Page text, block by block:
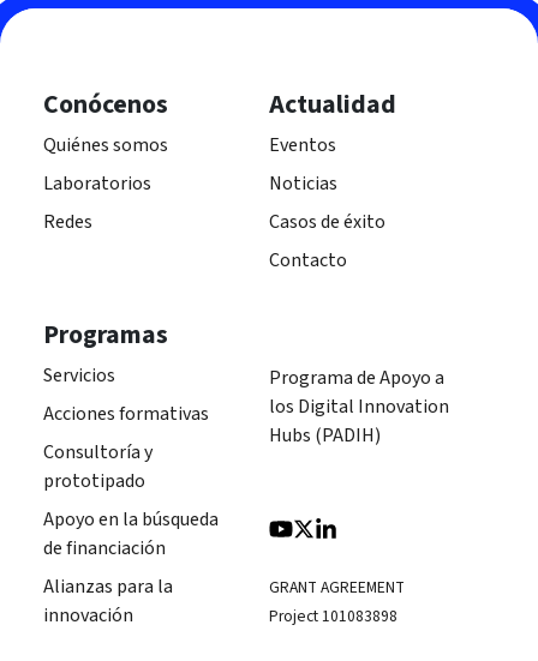
Conócenos
Quiénes somos
Laboratorios
Redes
Actualidad
Eventos
Noticias
Casos de éxito
Contacto
Programas
Servicios
Acciones formativas
Consultoría y
prototipado
Apoyo en la búsqueda
de financiación
Alianzas para la
innovación
Programa de Apoyo a
los Digital Innovation
Hubs (PADIH)
GRANT AGREEMENT
Project 101083898